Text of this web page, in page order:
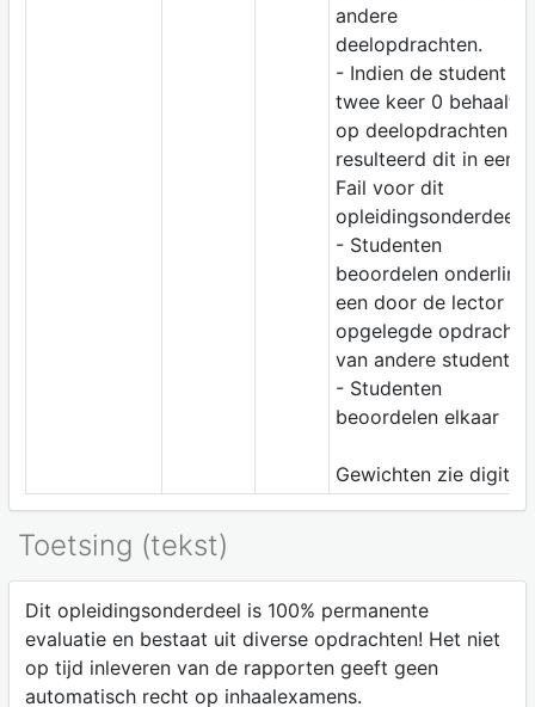
andere
deelopdrachten.
- Indien de student
twee keer 0 behaalt
op deelopdrachten
resulteerd dit in een
Fail voor dit
opleidingsonderdeel.
- Studenten
beoordelen onderling
een door de lector
opgelegde opdracht
van andere studenten
- Studenten
beoordelen elkaar
Gewichten zie
Toetsing (tekst)
Dit opleidingsonderdeel is 100% permanente
evaluatie en bestaat uit diverse opdrachten! Het niet
op tijd inleveren van de rapporten geeft geen
automatisch recht op inhaalexamens.